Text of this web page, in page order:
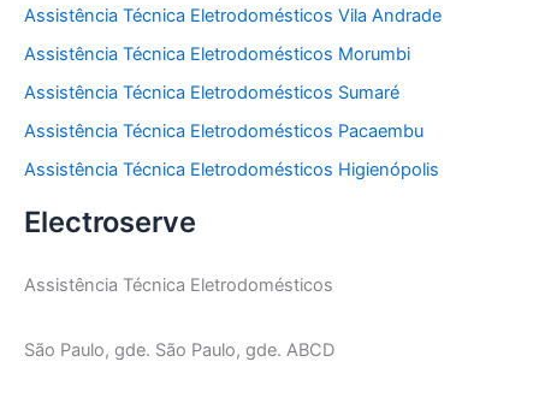
Assistência Técnica Eletrodomésticos Vila Andrade
Assistência Técnica Eletrodomésticos Morumbi
Assistência Técnica Eletrodomésticos Sumaré
Assistência Técnica Eletrodomésticos Pacaembu
Assistência Técnica Eletrodomésticos Higienópolis
Electroserve
Assistência Técnica Eletrodomésticos
São Paulo, gde. São Paulo, gde. ABCD